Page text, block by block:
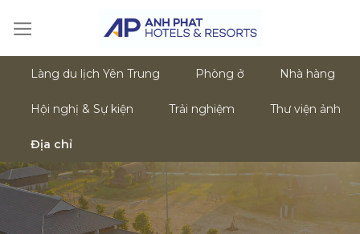
Làng du lịch Yên Trung Phòng ở Nhà hàng
Hội nghị & Sự kiện Trải nghiệm Thư viện ảnh
Địa chỉ